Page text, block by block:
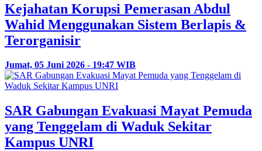
Kejahatan Korupsi Pemerasan Abdul
Wahid Menggunakan Sistem Berlapis &
Terorganisir
Jumat, 05 Juni 2026 - 19:47 WIB
SAR Gabungan Evakuasi Mayat Pemuda
yang Tenggelam di Waduk Sekitar
Kampus UNRI